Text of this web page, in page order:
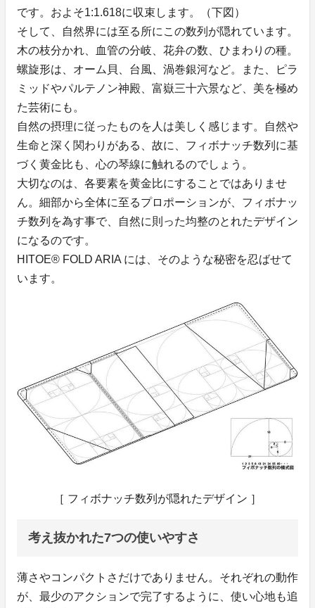
です。およそ1:1.618に収束します。（下図）
そして、自然界には至る所にこの数列が隠れています。
木の枝分かれ、血管の分岐、花弁の数、ひまわりの種。
螺旋形は、オーム貝、台風、渦巻銀河など。また、ピラ
ミッドやパルテノン神殿、富嶽三十六景など、美を極め
た芸術にも。
自然の摂理に従ったものを人は美しく感じます。自然や
生命と深く関わりがある、故に、フィボナッチ数列に基
づく黄金比も、心の琴線に触れるのでしょう。
大切なのは、各要素を黄金比にすることではありませ
ん。細部から全体に至るプロポーションが、フィボナッ
チ数列を為す事で、自然に則った均整のとれたデザイン
になるのです。
HITOE® FOLD ARIA には、そのような秘密を忍ばせて
います。
［ フィボナッチ数列が隠れたデザイン ］
考え抜かれた7つの使いやすさ
薄さやコンパクトさだけでありません。それぞれの動作
が、最少のアクションで完了するように、使い心地も追